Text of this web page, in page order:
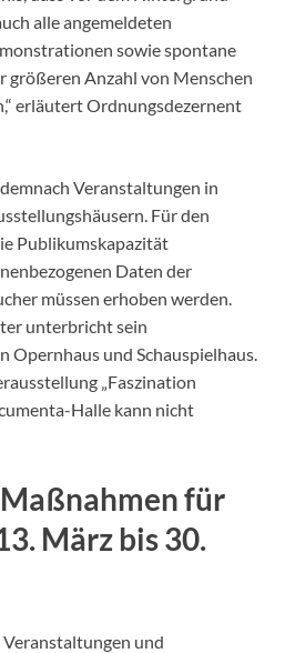
alle angemeldeten
sowie spontane
größeren Anzahl von Menschen
erläutert Ordnungsdezernent
Veranstaltungen in
Für den
Publikumskapazität
Daten der
müssen erhoben werden.
unterbricht sein
Opernhaus und Schauspielhaus.
„Faszination
Halle kann nicht
für
März bis 30.
und